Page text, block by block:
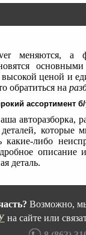
меняются, а
высокой ценой и
обратиться на
ассортимент б/
авторазборка,
которые
какие-либо
деталь.
Возможно, мы
на сайте или